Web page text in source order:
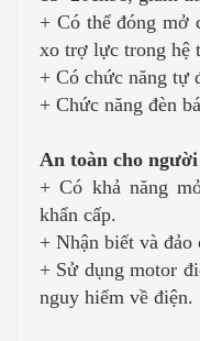
+ Có thể đóng mở
xo trợ lực trong hệ
+ Có chức năng tự
+ Chức năng đèn
An toàn cho
+ Có khả năng
khẩn cấp.
+ Nhận biết và
+ Sử dụng motor
nguy hiểm về điện.